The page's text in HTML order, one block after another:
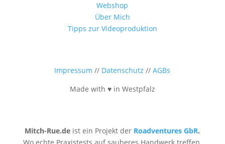
Webshop
Über Mich
Tipps zur Videoproduktion
Impressum // Datenschutz //AGBs
Made with ♥ in Westpfalz
Mitch-Rue.de ist ein Projekt der Roadventures GbR.